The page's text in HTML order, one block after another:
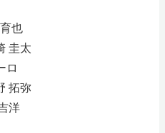
也
圭太
ロ
拓弥
洋